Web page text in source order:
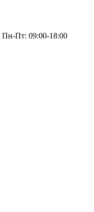
Пн-Пт: 09:00-18:00